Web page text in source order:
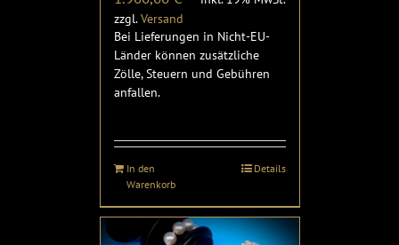
zzgl.Versand
Bei Lieferungen in Nicht-EU-
Länder können zusätzliche
Zölle, Steuern und Gebühren
anfallen.
In den
Warenkorb
Details